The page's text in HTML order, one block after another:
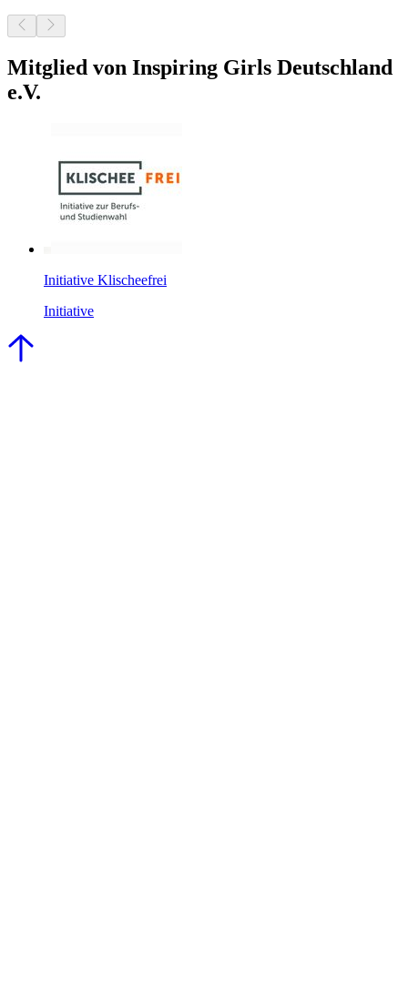
Mitglied von Inspiring Girls Deutschland
e.V.
Initiative Klischeefrei
Initiative